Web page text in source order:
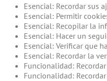
Esencial: Recordar sus
Esencial: Permitir
Esencial: Recopilar la
Esencial: Hacer un
Esencial: Verificar que
Esencial: Recordar la
Funcionalidad:
Funcionalidad: